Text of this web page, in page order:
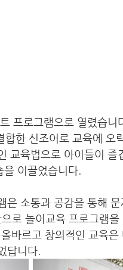
프로그램으로 열렸습니
신조어로 교육에 오
교육법으로 아이들이 즐
이끌었습니다.
은 소통과 공감을 통해
로 놀이교육 프로그램을
바르고 창의적인 교육
답니다.